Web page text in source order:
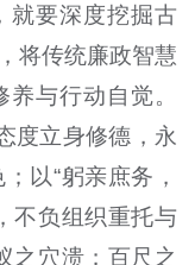
就要深度挖掘古
将传统廉政智慧
与行动自觉。
度立身修德，永
以“躬亲庶务，
不负组织重托与
之穴溃；百尺之